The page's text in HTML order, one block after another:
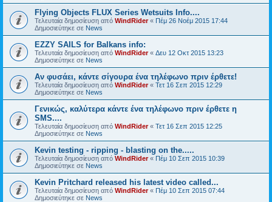
Flying Objects FLUX Series Wetsuits Info....
Τελευταία δημοσίευση από WindRider« Πέμ 26 Νοέμ 2015 17:44
Δημοσιεύτηκε σε News
EZZY SAILS for Balkans info:
Τελευταία δημοσίευση από WindRider« Δευ 12 Οκτ 2015 13:23
Δημοσιεύτηκε σε News
Αν φυσάει, κάντε σίγουρα ένα τηλέφωνο πριν έρθετε!
Τελευταία δημοσίευση από WindRider« Τετ 16 Σεπ 2015 12:29
Δημοσιεύτηκε σε News
Γενικώς, καλύτερα κάντε ένα τηλέφωνο πριν έρθετε η
SMS....
Τελευταία δημοσίευση από WindRider« Τετ 16 Σεπ 2015 12:25
Δημοσιεύτηκε σε News
Kevin testing - ripping - blasting on the.....
Τελευταία δημοσίευση από WindRider« Πέμ 10 Σεπ 2015 10:39
Δημοσιεύτηκε σε News
Kevin Pritchard released his latest video called...
Τελευταία δημοσίευση από WindRider« Πέμ 10 Σεπ 2015 07:44
Δημοσιεύτηκε σε News